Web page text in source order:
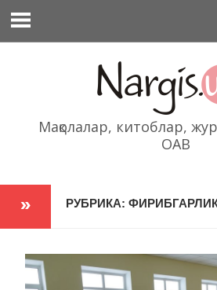
содержимому
Мақолалар, китоблар,
ОАВ
РУБРИКА: